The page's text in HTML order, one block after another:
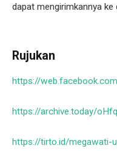
dapat mengirimkannya
Rujukan
https://
https://archive.today/
https://tirto.id/megawati-